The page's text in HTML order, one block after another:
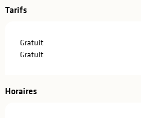
Tarifs
Gratuit
Gratuit
Horaires